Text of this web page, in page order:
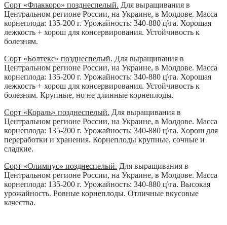
Сорт «Флаккоро» позднеспелый. Для выращивания в
Центральном регионе России, на Украине, в Молдове. Масса
корнеплода: 135-200 г. Урожайность: 340-880 ц\га. Хорошая
лежкость + хорош для консервирования. Устойчивость к
болезням.
Сорт «Болтекс» позднеспелый. Для выращивания в
Центральном регионе России, на Украине, в Молдове. Масса
корнеплода: 135-200 г. Урожайность: 340-880 ц\га. Хорошая
лежкость + хорош для консервирования. Устойчивость к
болезням. Крупные, но не длинные корнеплоды.
Сорт «Кораль» позднеспелый. Для выращивания в
Центральном регионе России, на Украине, в Молдове. Масса
корнеплода: 135-200 г. Урожайность: 340-880 ц\га. Хорош для
переработки и хранения. Корнеплоды крупные, сочные и
сладкие.
Сорт «Олимпус» позднеспелый. Для выращивания в
Центральном регионе России, на Украине, в Молдове. Масса
корнеплода: 135-200 г. Урожайность: 340-880 ц\га. Высокая
урожайность. Ровные корнеплоды. Отличные вкусовые
качества.